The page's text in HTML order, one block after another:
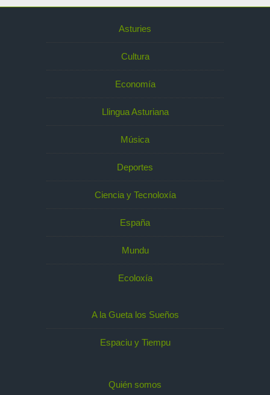
Asturies
Cultura
Economía
Llingua Asturiana
Música
Deportes
Ciencia y Tecnoloxía
España
Mundu
Ecoloxía
A la Gueta los Sueños
Espaciu y Tiempu
Quién somos